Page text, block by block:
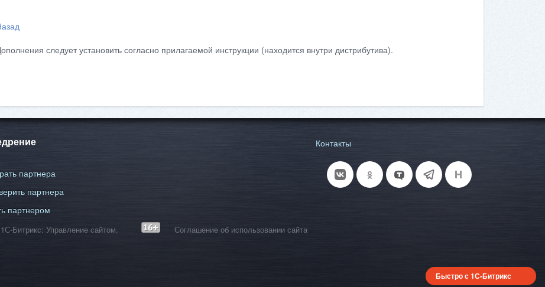
следует установить согласно прилагаемой инструкции (находится внутри дистрибутива).
партнера
партнера
партнером
Контакты
1С-Битрикс: Управление сайтом. Соглашение об использовании сайта
Быстро с 1С-Битрикс